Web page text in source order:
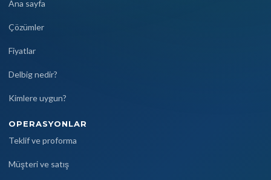
Ana sayfa
Çözümler
Fiyatlar
Delbig nedir?
Kimlere uygun?
OPERASYONLAR
Teklif ve proforma
Müşteri ve satış